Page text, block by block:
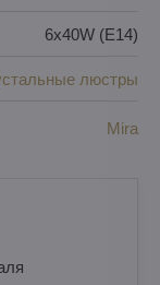
6x40W (E14)
люстры
Mira